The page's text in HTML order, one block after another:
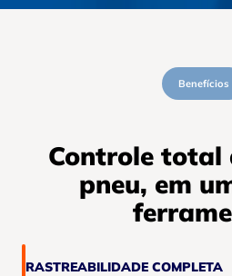
Benefícios
Controle total
pneu, em
RASTREABILIDADE COMPLETA